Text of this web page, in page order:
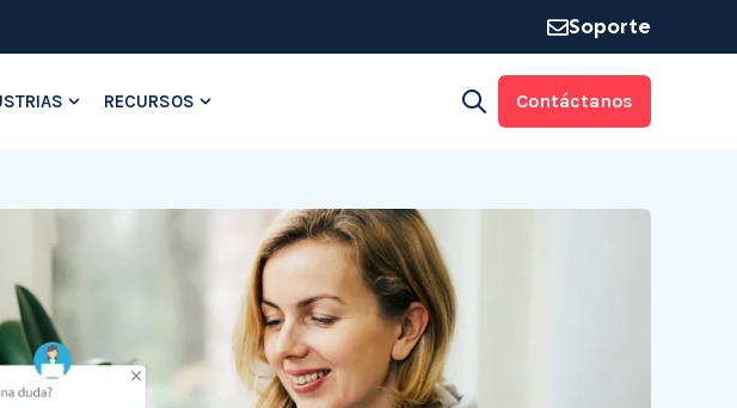
Soporte
for Plataforma
Show submenu for Industrias
RECURSOS
Show submenu for RecursosOpen search
Contáctanos